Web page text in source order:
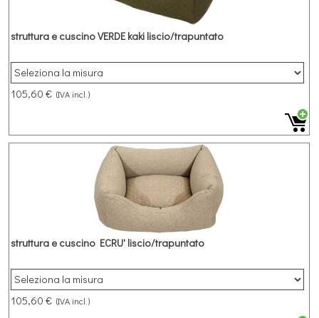
struttura e cuscino VERDE kaki liscio/trapuntato
105,60 € (IVA incl.)
struttura e cuscino ECRU' liscio/trapuntato
105,60 € (IVA incl.)